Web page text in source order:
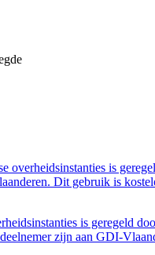
is
Dit gebruik is
is geregeld
zijn aan GDI-